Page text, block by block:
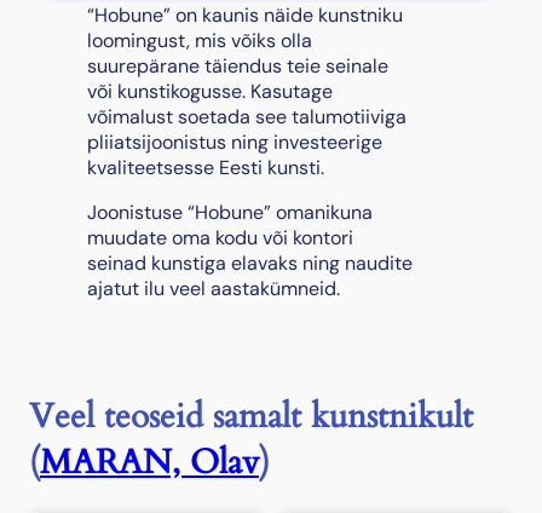
“Hobune” on kaunis näide kunstniku
loomingust, mis võiks olla
suurepärane täiendus teie seinale
või kunstikogusse. Kasutage
võimalust soetada see talumotiiviga
pliiatsijoonistus ning investeerige
kvaliteetsesse Eesti kunsti.
Joonistuse “Hobune” omanikuna
muudate oma kodu või kontori
seinad kunstiga elavaks ning naudite
ajatut ilu veel aastakümneid.
Veel teoseid samalt kunstnikult
(MARAN, Olav)